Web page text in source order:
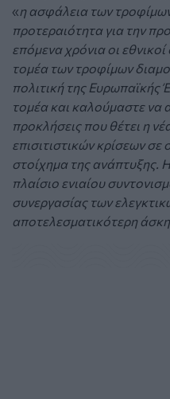
«η ασφάλεια των
προτεραιότητα για την
επόμενα χρόνια οι
τομέα των τροφίμων
πολιτική της
τομέα και καλούμαστε να
προκλήσεις που θέτει η
επισιτιστικών κρίσεων
στοίχημα της ανάπτυξης.
πλαίσιο ενιαίου
συνεργασίας των
αποτελεσματικότερη